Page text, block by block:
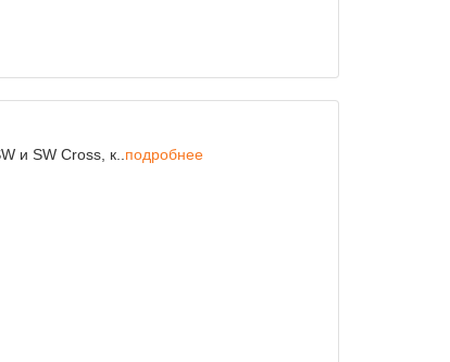
и SW Cross, к.. подробнее